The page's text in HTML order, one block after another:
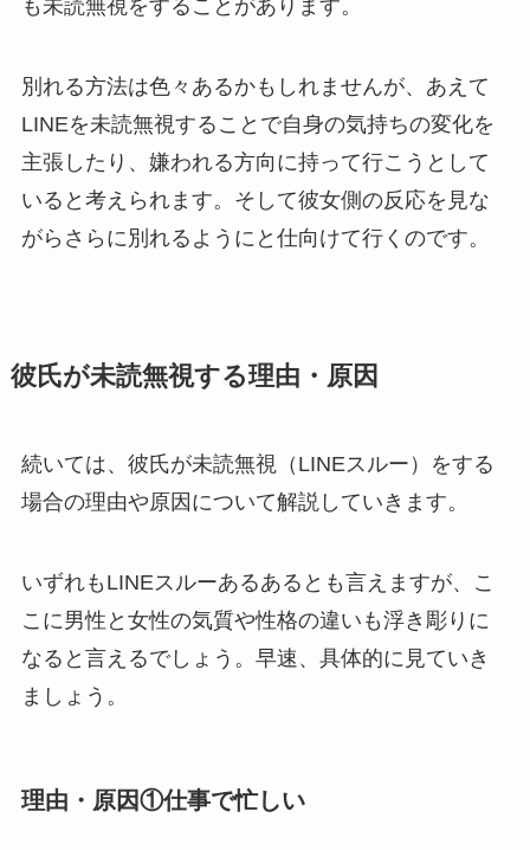
も未読無視をすることがあります。
別れる方法は色々あるかもしれませんが、あえて
LINEを未読無視することで自身の気持ちの変化を
主張したり、嫌われる方向に持って行こうとして
いると考えられます。そして彼女側の反応を見な
がらさらに別れるようにと仕向けて行くのです。
彼氏が未読無視する理由・原因
続いては、彼氏が未読無視（LINEスルー）をする
場合の理由や原因について解説していきます。
いずれもLINEスルーあるあるとも言えますが、こ
こに男性と女性の気質や性格の違いも浮き彫りに
なると言えるでしょう。早速、具体的に見ていき
ましょう。
理由・原因①仕事で忙しい